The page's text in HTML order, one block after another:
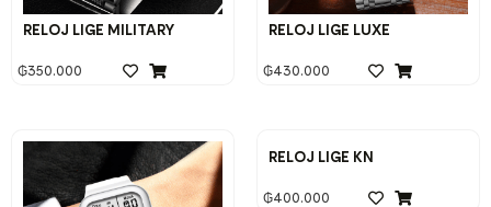
RELOJ LIGE MILITARY
₲350.000
RELOJ LIGE LUXE
₲430.000
RELOJ LIGE KN
₲400.000